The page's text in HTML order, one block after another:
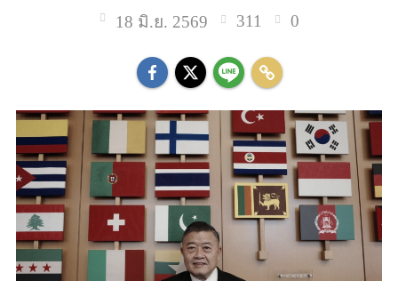
18 มิ.ย. 2569 311 0